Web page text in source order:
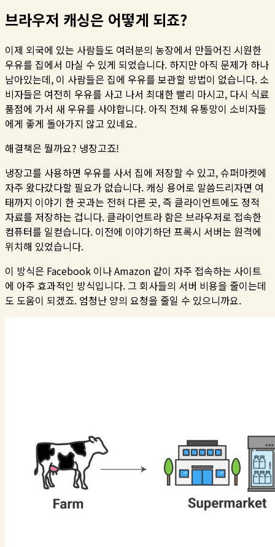
브라우저 캐싱은 어떻게 되죠?
이제 외국에 있는 사람들도 여러분의 농장에서 만들어진 시원한
우유를 집에서 마실 수 있게 되었습니다. 하지만 아직 문제가 하나
남아있는데, 이 사람들은 집에 우유를 보관할 방법이 없습니다. 소
비자들은 여전히 우유를 사고 나서 최대한 빨리 마시고, 다시 식료
품점에 가서 새 우유를 사야합니다. 아직 전체 유통망이 소비자들
에게 좋게 돌아가지 않고 있네요.
해결책은 뭘까요? 냉장고죠!
냉장고를 사용하면 우유를 사서 집에 저장할 수 있고, 슈퍼마켓에
자주 왔다갔다할 필요가 없습니다. 캐싱 용어로 말씀드리자면 여
태까지 이야기 한 곳과는 전혀 다른 곳, 즉 클라이언트에도 정적
자료를 저장하는 겁니다. 클라이언트라 함은 브라우저로 접속한
컴퓨터를 일컫습니다. 이전에 이야기하던 프록시 서버는 원격에
위치해 있었습니다.
이 방식은 Facebook 이나 Amazon 같이 자주 접속하는 사이트
에 아주 효과적인 방식입니다. 그 회사들의 서버 비용을 줄이는데
도 도움이 되겠죠. 엄청난 양의 요청을 줄일 수 있으니까요.